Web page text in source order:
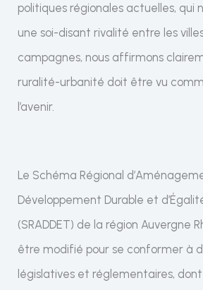
politiques régionales actuelles, qui
une soi-disant rivalité entre les
campagnes, nous affirmons
ruralité-urbanité doit être vu
l’avenir.
Le Schéma Régional
Développement Durable et
(SRADDET) de la région Auvergne
être modifié pour se conformer à
législatives et réglementaires,